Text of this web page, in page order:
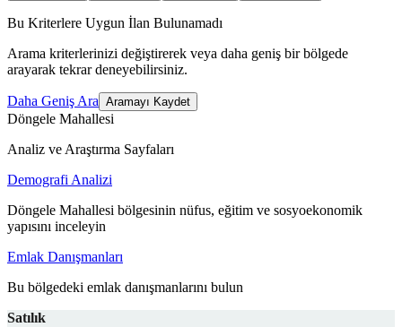
Bu Kriterlere Uygun İlan Bulunamadı
Arama kriterlerinizi değiştirerek veya daha geniş bir bölgede
arayarak tekrar deneyebilirsiniz.
Daha Geniş Ara Aramayı Kaydet
Döngele Mahallesi
Analiz ve Araştırma Sayfaları
Demografi Analizi
Döngele Mahallesi bölgesinin nüfus, eğitim ve sosyoekonomik
yapısını inceleyin
Emlak Danışmanları
Bu bölgedeki emlak danışmanlarını bulun
Satılık